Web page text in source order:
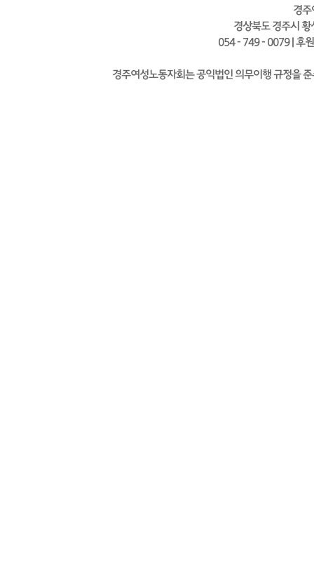
경주
경상북도 경주시
054 - 749 - 0079 | 후
경주여성노동자회는 공익법인 의무이행 규정을